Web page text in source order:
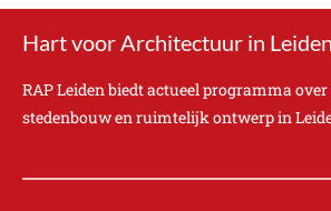
Hart voor Architectuur in Leiden
RAP Leiden biedt actueel programma
stedenbouw en ruimtelijk ontwerp in